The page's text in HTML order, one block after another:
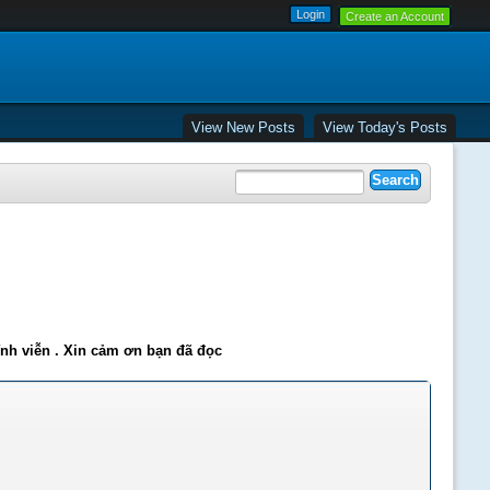
Create an Account
View New Posts View Today's Posts
viễn . Xin cảm ơn bạn đã đọc